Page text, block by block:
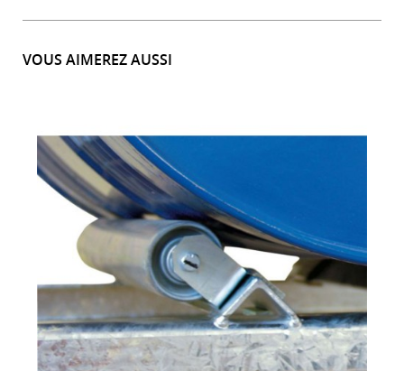
VOUS AIMEREZ AUSSI